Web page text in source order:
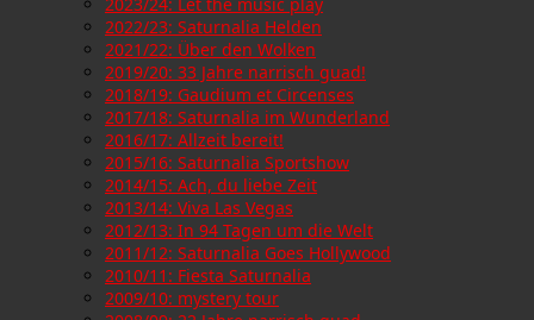
2022/23: Saturnalia Helden
2021/22: Über den Wolken
2019/20: 33 Jahre narrisch guad!
2018/19: Gaudium et Circenses
2017/18: Saturnalia im Wunderland
2016/17: Allzeit bereit!
2015/16: Saturnalia Sportshow
2014/15: Ach, du liebe Zeit
2013/14: Viva Las Vegas
2012/13: In 94 Tagen um die Welt
2011/12: Saturnalia Goes Hollywood
2010/11: Fiesta Saturnalia
2009/10: mystery tour